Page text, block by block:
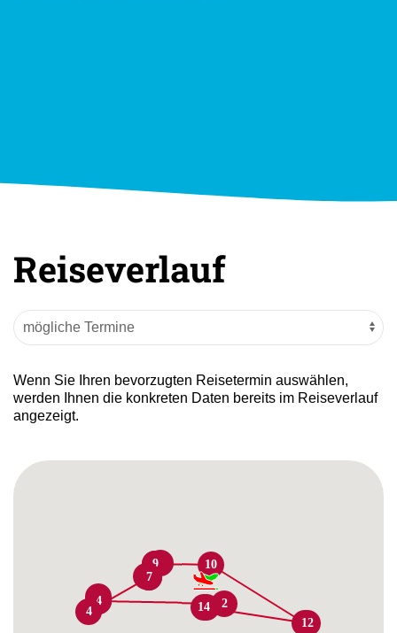
Reiseverlauf
Wenn Sie Ihren bevorzugten Reisetermin auswählen,
werden Ihnen die konkreten Daten bereits im Reiseverlauf
angezeigt.
1 2
3
3
4
4
6
67
88
9 10
11
12
14